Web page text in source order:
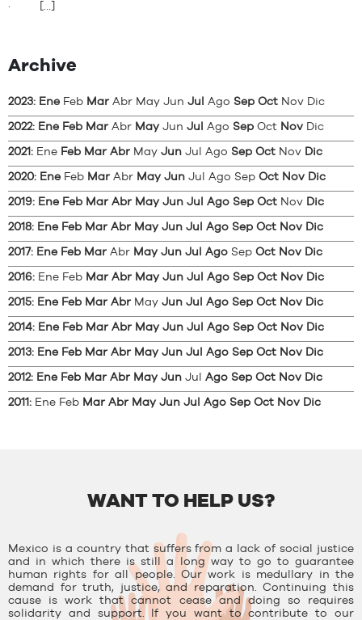
· […]
Archive
2023: Ene Feb Mar Abr May Jun Jul Ago Sep Oct Nov Dic
2022: Ene Feb Mar Abr May Jun Jul Ago Sep Oct Nov Dic
2021: Ene Feb Mar Abr May Jun Jul Ago Sep Oct Nov Dic
2020: Ene Feb Mar Abr May Jun Jul Ago Sep Oct Nov Dic
2019: Ene Feb Mar Abr May Jun Jul Ago Sep Oct Nov Dic
2018: Ene Feb Mar Abr May Jun Jul Ago Sep Oct Nov Dic
2017: Ene Feb Mar Abr May Jun Jul Ago Sep Oct Nov Dic
2016: Ene Feb Mar Abr May Jun Jul Ago Sep Oct Nov Dic
2015: Ene Feb Mar Abr May Jun Jul Ago Sep Oct Nov Dic
2014: Ene Feb Mar Abr May Jun Jul Ago Sep Oct Nov Dic
2013: Ene Feb Mar Abr May Jun Jul Ago Sep Oct Nov Dic
2012: Ene Feb Mar Abr May Jun Jul Ago Sep Oct Nov Dic
2011: Ene Feb Mar Abr May Jun Jul Ago Sep Oct Nov Dic
WANT TO HELP US?
Mexico is a country that suffers from a lack of social justice
and in which there is still a long way to go to guarantee
human rights for all people. Our work is medullary in the
demand for truth, justice, and reparation. Continuing this
cause is work that cannot cease and doing so requires
solidarity and support. If you want to contribute to our